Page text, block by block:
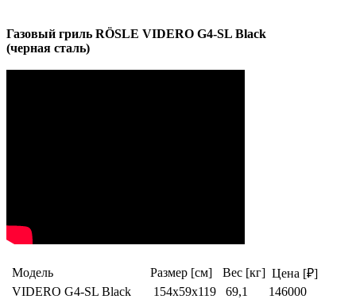
Газовый гриль RÖSLE VIDERO G4-SL Black
(черная сталь)
Модель Размер [см] Вес [кг] Цена [₽]
VIDERO G4-SL Black
154x59x119 69,1 146000